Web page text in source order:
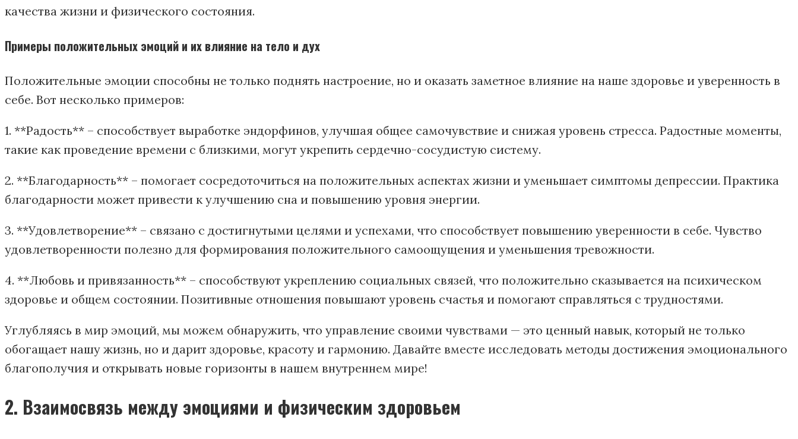
качества жизни и физического состояния.
Примеры положительных эмоций и их влияние на тело и дух
Положительные эмоции способны не только поднять настроение, но и оказать заметное влияние на наше здоровье и уверенность в
себе. Вот несколько примеров:
1. **Радость** – способствует выработке эндорфинов, улучшая общее самочувствие и снижая уровень стресса. Радостные моменты,
такие как проведение времени с близкими, могут укрепить сердечно-сосудистую систему.
2. **Благодарность** – помогает сосредоточиться на положительных аспектах жизни и уменьшает симптомы депрессии. Практика
благодарности может привести к улучшению сна и повышению уровня энергии.
3. **Удовлетворение** – связано с достигнутыми целями и успехами, что способствует повышению уверенности в себе. Чувство
удовлетворенности полезно для формирования положительного самоощущения и уменьшения тревожности.
4. **Любовь и привязанность** – способствуют укреплению социальных связей, что положительно сказывается на психическом
здоровье и общем состоянии. Позитивные отношения повышают уровень счастья и помогают справляться с трудностями.
Углубляясь в мир эмоций, мы можем обнаружить, что управление своими чувствами — это ценный навык, который не только
обогащает нашу жизнь, но и дарит здоровье, красоту и гармонию. Давайте вместе исследовать методы достижения эмоционального
благополучия и открывать новые горизонты в нашем внутреннем мире!
2. Взаимосвязь между эмоциями и физическим здоровьем